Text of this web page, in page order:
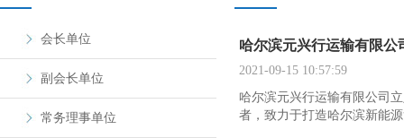
会长单位
副会长单位
常务理事单位
哈尔滨元兴行运输有限公
2021-09-15 10:57:59
哈尔滨元兴行运输有限公司
者，致力于打造哈尔滨新能